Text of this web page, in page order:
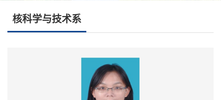
核科学与技术系